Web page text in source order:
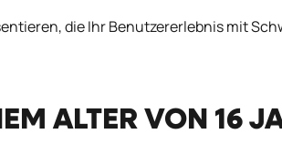
die Ihr Benutzererlebnis mit
ALTER VON 16